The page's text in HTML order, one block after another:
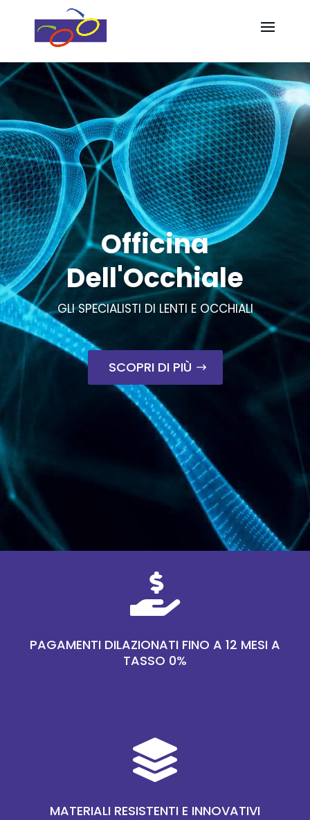
Officina
Dell'Occhiale
GLI SPECIALISTI DI LENTI E OCCHIALI
SCOPRI DI PIÙ

PAGAMENTI DILAZIONATI FINO A 12 MESI A
TASSO 0%

MATERIALI RESISTENTI E INNOVATIVI